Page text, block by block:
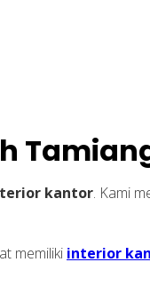
kantor. Kami
memiliki interior